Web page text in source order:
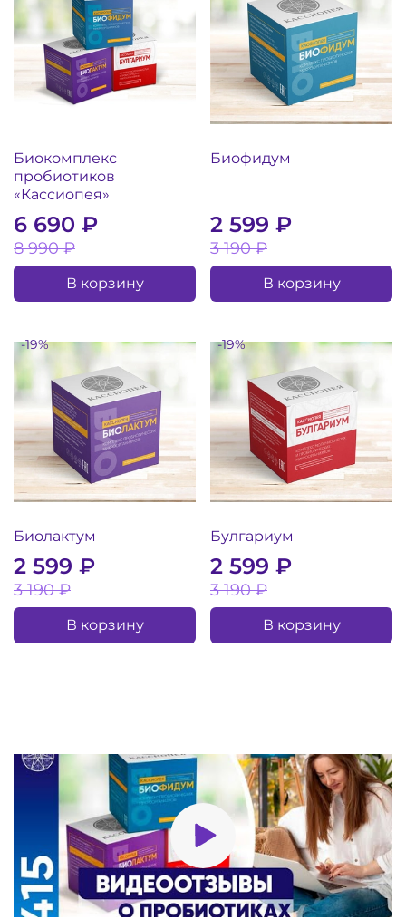
Биокомплекс
пробиотиков
«Кассиопея»
6 690 ₽
8 990 ₽
В корзину
Биофидум
2 599 ₽
3 190 ₽
В корзину
-19%
Биолактум
2 599 ₽
3 190 ₽
В корзину
-19%
Булгариум
2 599 ₽
3 190 ₽
В корзину